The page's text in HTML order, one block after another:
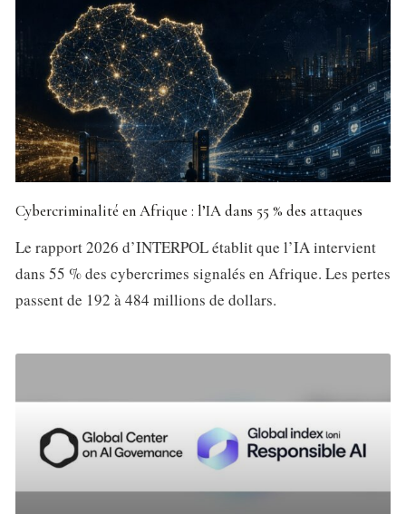
Cybercriminalité en Afrique : l’IA dans 55 % des attaques
Le rapport 2026 d’INTERPOL établit que l’IA intervient
dans 55 % des cybercrimes signalés en Afrique. Les pertes
passent de 192 à 484 millions de dollars.